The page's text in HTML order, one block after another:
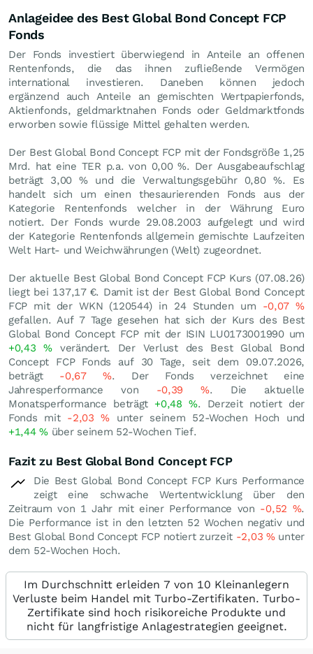
Anlageidee des Best Global Bond Concept FCP
Fonds
Der Fonds investiert überwiegend in Anteile an offenen
Rentenfonds, die das ihnen zufließende Vermögen
international investieren. Daneben können jedoch
ergänzend auch Anteile an gemischten Wertpapierfonds,
Aktienfonds, geldmarktnahen Fonds oder Geldmarktfonds
erworben sowie flüssige Mittel gehalten werden.
Der Best Global Bond Concept FCP mit der Fondsgröße 1,25
Mrd. hat eine TER p.a. von 0,00 %. Der Ausgabeaufschlag
beträgt 3,00 % und die Verwaltungsgebühr 0,80 %. Es
handelt sich um einen thesaurierenden Fonds aus der
Kategorie Rentenfonds welcher in der Währung Euro
notiert. Der Fonds wurde 29.08.2003 aufgelegt und wird
der Kategorie Rentenfonds allgemein gemischte Laufzeiten
Welt Hart- und Weichwährungen (Welt) zugeordnet.
Der aktuelle Best Global Bond Concept FCP Kurs (07.08.26)
liegt bei 137,17 €. Damit ist der Best Global Bond Concept
FCP mit der WKN (120544) in 24 Stunden um -0,07%
gefallen. Auf 7 Tage gesehen hat sich der Kurs des Best
Global Bond Concept FCP mit der ISIN LU0173001990 um
+0,43% verändert. Der Verlust des Best Global Bond
Concept FCP Fonds auf 30 Tage, seit dem 09.07.2026,
beträgt -0,67%. Der Fonds verzeichnet eine
Jahresperformance von -0,39%. Die aktuelle
Monatsperformance beträgt +0,48 %. Derzeit notiert der
Fonds mit -2,03% unter seinem 52-Wochen Hoch und
+1,44%über seinem 52-Wochen Tief.
Fazit zu Best Global Bond Concept FCP
Die Best Global Bond Concept FCP Kurs Performance
zeigt eine schwache Wertentwicklung über den
Zeitraum von 1 Jahr mit einer Performance von -0,52 %.
Die Performance ist in den letzten 52 Wochen negativ und
Best Global Bond Concept FCP notiert zurzeit -2,03%unter
dem 52-Wochen Hoch.
Im Durchschnitt erleiden 7 von 10 Kleinanlegern
Verluste beim Handel mit Turbo-Zertifikaten. Turbo-
Zertifikate sind hoch risikoreiche Produkte und
nicht für langfristige Anlagestrategien geeignet.